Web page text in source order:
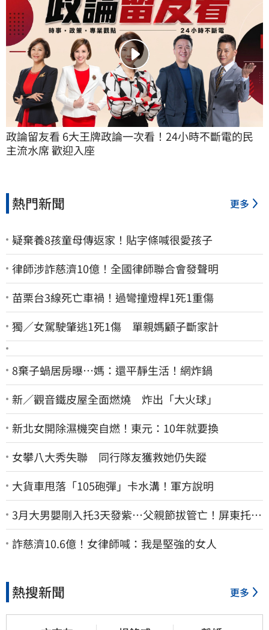
政論留友看 6大王牌政論一次看！24小時不斷電的民
主流水席 歡迎入座
熱門新聞 更多
疑棄養8孩童母傳返家！貼字條喊很愛孩子
律師涉詐慈濟10億！全國律師聯合會發聲明
苗栗台3線死亡車禍！過彎撞燈桿1死1重傷
獨／女駕駛肇逃1死1傷 單親媽顧子斷家計
8棄子蝸居房曝⋯媽：還平靜生活！網炸鍋
新／觀音鐵皮屋全面燃燒 炸出「大火球」
新北女開除濕機突自燃！東元：10年就要換
女攀八大秀失聯 同行隊友獲救她仍失蹤
大貨車甩落「105砲彈」卡水溝！軍方說明
3月大男嬰剛入托3天發紫…父親節拔管亡！屏東托嬰
中心回9字
詐慈濟10.6億！女律師喊：我是堅強的女人
熱搜新聞 更多